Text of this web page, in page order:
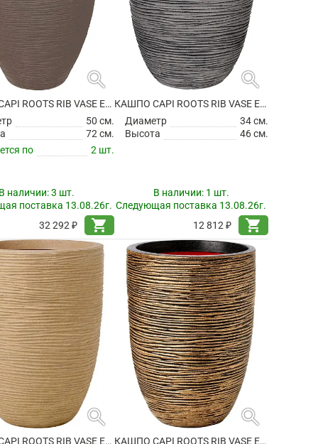
search
КАШПО CAPI ROOTS RIB VASE ELEGANT DELUXE WARM TAUPE
50 см.
72 см.
по
2 шт.
наличии:3 шт.
поставка 13.08.26г.
32 292 ₽
shopping_cart
search
КАШПО CAPI ROOTS RIB VASE ELEGANT LOW ANTHRACITE
Диаметр
34 см.
Высота
46 см.
В наличии: 1 шт.
Следующая поставка 13.08.26г.
12 812 ₽
shopping_cart
search
КАШПО CAPI ROOTS RIB VASE ELEGANT LOW BEIGE
search
КАШПО CAPI ROOTS RIB VASE ELEGANT LOW BLACK GOLD